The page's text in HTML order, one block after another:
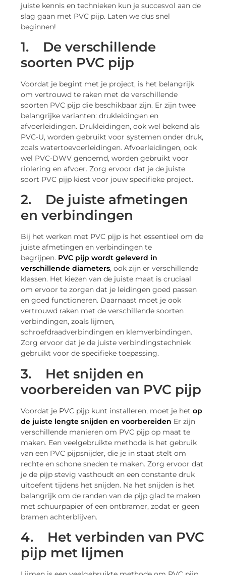
juiste kennis en technieken kun je succesvol aan de
slag gaan met PVC pijp. Laten we dus snel
beginnen!
1. De verschillende
soorten PVC pijp
Voordat je begint met je project, is het belangrijk
om vertrouwd te raken met de verschillende
soorten PVC pijp die beschikbaar zijn. Er zijn twee
belangrijke varianten: drukleidingen en
afvoerleidingen. Drukleidingen, ook wel bekend als
PVC-U, worden gebruikt voor systemen onder druk,
zoals watertoevoerleidingen. Afvoerleidingen, ook
wel PVC-DWV genoemd, worden gebruikt voor
riolering en afvoer. Zorg ervoor dat je de juiste
soort PVC pijp kiest voor jouw specifieke project.
2. De juiste afmetingen
en verbindingen
Bij het werken met PVC pijp is het essentieel om de
juiste afmetingen en verbindingen te
begrijpen. PVC pijp wordt geleverd in
verschillende diameters, ook zijn er verschillende
klassen. Het kiezen van de juiste maat is cruciaal
om ervoor te zorgen dat je leidingen goed passen
en goed functioneren. Daarnaast moet je ook
vertrouwd raken met de verschillende soorten
verbindingen, zoals lijmen,
schroefdraadverbindingen en klemverbindingen.
Zorg ervoor dat je de juiste verbindingstechniek
gebruikt voor de specifieke toepassing.
3. Het snijden en
voorbereiden van PVC pijp
Voordat je PVC pijp kunt installeren, moet je hetop
de juiste lengte snijden en voorbereiden Er zijn
verschillende manieren om PVC pijp op maat te
maken. Een veelgebruikte methode is het gebruik
van een PVC pijpsnijder, die je in staat stelt om
rechte en schone sneden te maken. Zorg ervoor dat
je de pijp stevig vasthoudt en een constante druk
uitoefent tijdens het snijden. Na het snijden is het
belangrijk om de randen van de pijp glad te maken
met schuurpapier of een ontbramer, zodat er geen
bramen achterblijven.
4. Het verbinden van PVC
pijp met lijmen